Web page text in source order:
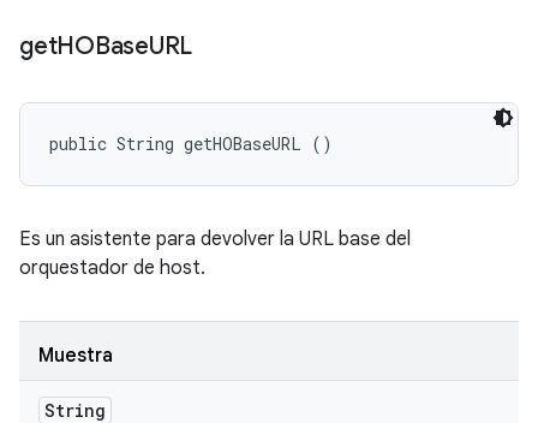
getHOBaseURL
public String getHOBaseURL ()
Es un asistente para devolver la URL base del
orquestador de host.
Muestra
String